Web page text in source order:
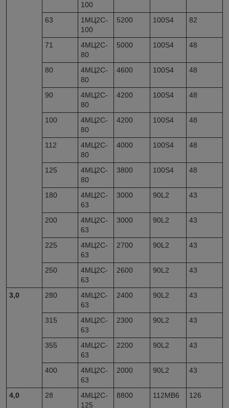
100
63
1МЦ2С-
100
5200 100S4 82
71
4МЦ2С-
80
5000 100S4 48
80
4МЦ2С-
80
4600 100S4 48
90
4МЦ2С-
80
4200 100S4 48
100
4МЦ2С-
80
4200 100S4 48
112
4МЦ2С-
80
4000 100S4 48
125
4МЦ2С-
80
3800 100S4 48
180
4МЦ2С-
63
3000 90L2 43
200
4МЦ2С-
63
3000 90L2 43
225
4МЦ2С-
63
2700 90L2 43
250
4МЦ2С-
63
2600 90L2 43
3,0 280
4МЦ2С-
63
2400 90L2 43
315
4МЦ2С-
63
2300 90L2 43
355
4МЦ2С-
63
2200 90L2 43
400
4МЦ2С-
63
2000 90L2 43
4,0 28
4МЦ2С-
125
8800 112MB6 126